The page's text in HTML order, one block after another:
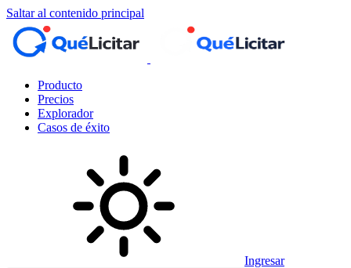
Saltar al contenido principal
Producto
Precios
Explorador
Casos de éxito
Ingresar